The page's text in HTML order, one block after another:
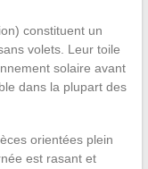
constituent un
volets. Leur toile
solaire avant
dans la plupart des
orientées plein
est rasant et